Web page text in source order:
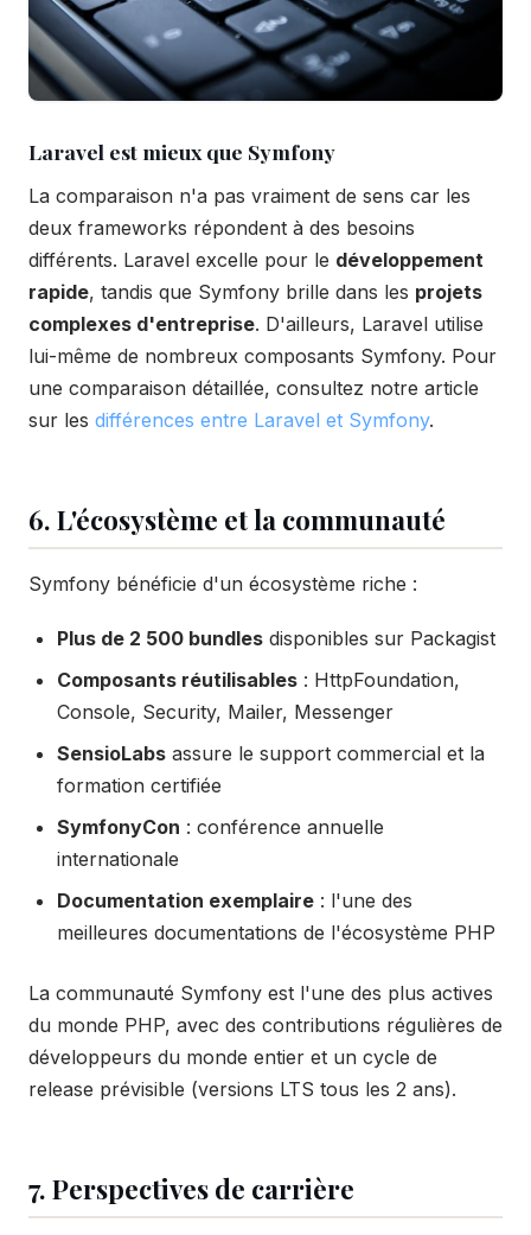
Laravel est mieux que Symfony
La comparaison n'a pas vraiment de sens car les
deux frameworks répondent à des besoins
différents. Laravel excelle pour le développement
rapide, tandis que Symfony brille dans les projets
complexes d'entreprise. D'ailleurs, Laravel utilise
lui-même de nombreux composants Symfony. Pour
une comparaison détaillée, consultez notre article
sur les différences entre Laravel et Symfony.
6. L'écosystème et la communauté
Symfony bénéficie d'un écosystème riche :
Plus de 2 500 bundles disponibles sur Packagist
Composants réutilisables : HttpFoundation,
Console, Security, Mailer, Messenger
SensioLabs assure le support commercial et la
formation certifiée
SymfonyCon : conférence annuelle
internationale
Documentation exemplaire : l'une des
meilleures documentations de l'écosystème PHP
La communauté Symfony est l'une des plus actives
du monde PHP, avec des contributions régulières de
développeurs du monde entier et un cycle de
release prévisible (versions LTS tous les 2 ans).
7. Perspectives de carrière